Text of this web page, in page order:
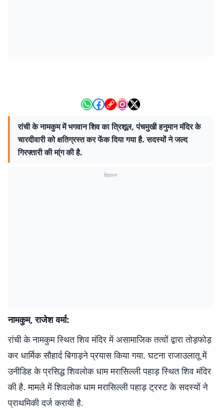
रांची के नामकुम में भगवान शिव का त्रिशूल, पंचमुखी हनुमान मंदिर के
चारदीवारी को क्षतिग्रस्त कर फेंक दिया गया है. सदस्यों ने जल्द
गिरफ्तारी की मा्ंग की है.
विज्ञापन
नामकुम, राजेश वर्मा:
रांची के नामकुम स्थित शिव मंदिर में असामाजिक तत्वों द्वारा तोड़फोड़
कर धार्मिक सौहार्द बिगाड़ने प्रयास किया गया. घटना राजाउलातू में
उनीडिह के प्रसिद्ध शिवलोक धाम मरासिल्ली पहाड़ स्थित शिव मंदिर
की है. मामले में शिवलोक धाम मरासिल्ली पहाड़ ट्रस्ट के सदस्यों ने
प्राथमिकी दर्ज करायी है.